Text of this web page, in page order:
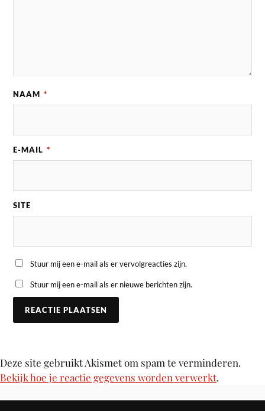
NAAM *
E-MAIL *
SITE
Stuur mij een e-mail als er vervolgreacties zijn.
Stuur mij een e-mail als er nieuwe berichten zijn.
Deze site gebruikt Akismet om spam te verminderen.
Bekijk hoe je reactie gegevens worden verwerkt.